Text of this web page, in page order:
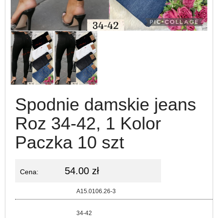
Spodnie damskie jeans
Roz 34-42, 1 Kolor
Paczka 10 szt
Cena: 54.00 zł
A15.0106.26-3
34-42